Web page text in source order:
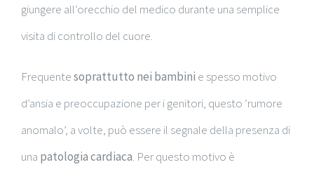
giungere all’orecchio del medico durante una semplice
visita di controllo del cuore.
Frequentesoprattutto nei bambini e spesso motivo
d’ansia e preoccupazione per i genitori, questo ‘rumore
anomalo’, a volte, può essere il segnale della presenza di
una patologia cardiaca. Per questo motivo è